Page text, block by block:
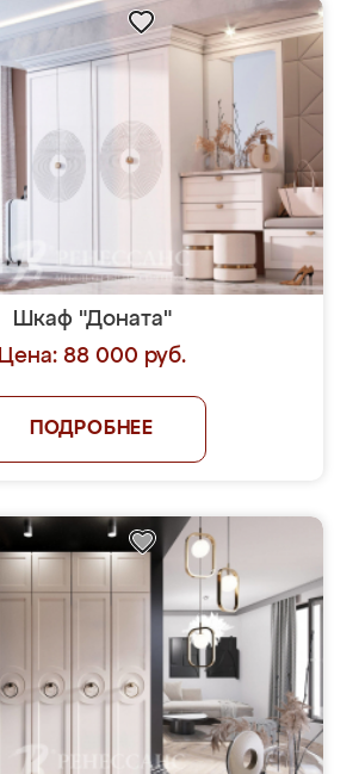
Шкаф "Доната"
Цена: 88 000 руб.
ПОДРОБНЕЕ